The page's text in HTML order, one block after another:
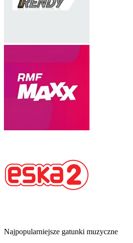
Najpopularniejsze gatunki muzyczne